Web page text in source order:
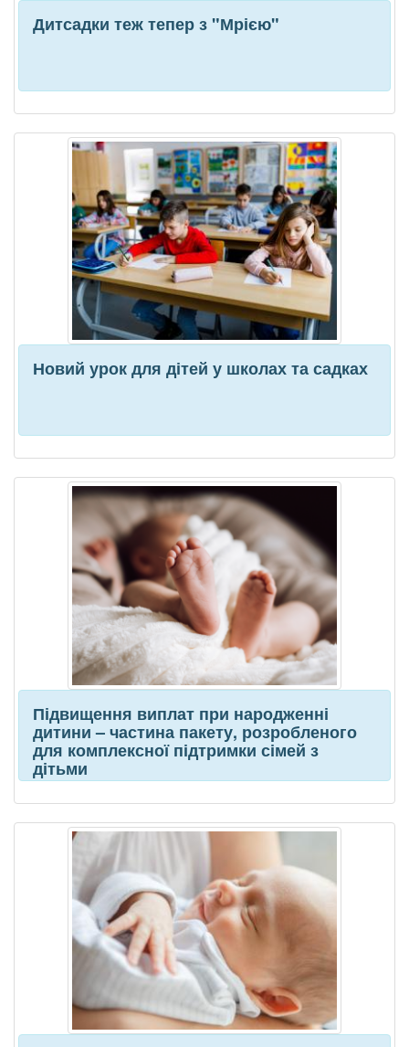
Дитсадки теж тепер з "Мрією"
Новий урок для дітей у школах та садках
Підвищення виплат при народженні
дитини – частина пакету, розробленого
для комплексної підтримки сімей з
дітьми